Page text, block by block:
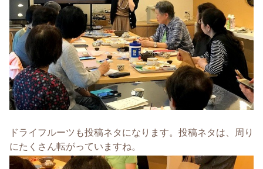
ドライフルーツも投稿ネタになります。投稿ネタは、周り
にたくさん転がっていますね。